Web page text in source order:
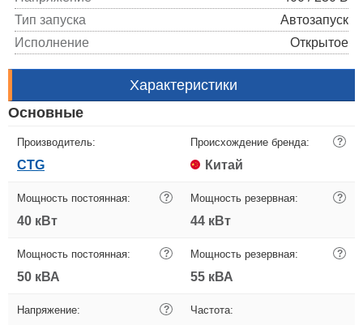
Тип запуска
Автозапуск
Исполнение
Открытое
Характеристики
Основные
Производитель:
CTG
Происхождение бренда: ?
Китай
Мощность постоянная: ?
40 кВт
Мощность резервная: ?
44 кВт
Мощность постоянная: ?
50 кВА
Мощность резервная: ?
55 кВА
Напряжение: ? Частота: